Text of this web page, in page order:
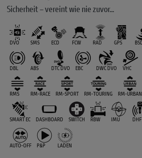
Sicherheit – vereint wie nie zuvor...
DVO SMS ECD FCW RAD GPS
DBL ABS DTC DVO EBC DWC DVO VHC
RMS RM-RACE RM-SPORT RM-TOURING RM-URBAN
SMART EC DASHBOARD SWITCH RBW IMU DHF
AUTO-OFF P&P LADEN